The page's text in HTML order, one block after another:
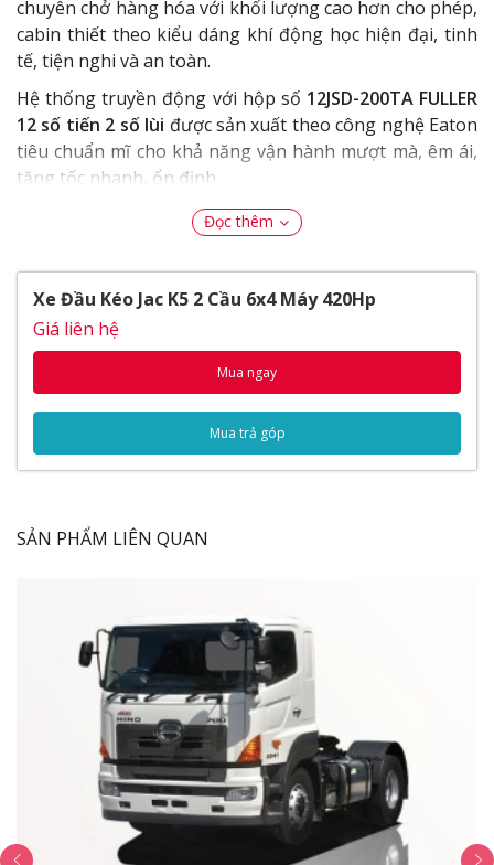
chuyên chở hàng hóa với khối lượng cao hơn cho phép,
cabin thiết theo kiểu dáng khí động học hiện đại, tinh
tế, tiện nghi và an toàn.
Hệ thống truyền động với hộp số 12JSD-200TA FULLER
12 số tiến 2 số lùi được sản xuất theo công nghệ Eaton
tiêu chuẩn mĩ cho khả năng vận hành mượt mà, êm ái,
tăng tốc nhanh, ổn định.
xin giới thiệu đến Quý Khách Hàng
dòng xe đầu kéo Jac K5 2 cầu 6x4 máy 420Hp.
Nội dung bài viết
Ngoại Thất
Gương chiếu hậu
Nội Thất
Bánh xe
Động cơ
Hệ thống truyền động
Video Đánh Giá Xe Đầu Kéo Jac K5
Ngoại Thất
Nhìn tổng quan thìxe đầu kéo Jac K5 420HP
dáng hiện đại, mạnh mẽ. Thiết kế khí động học mềm
mại giúp cản sức gió khi di chuyển, tiết kiệm nhiên liệu,
Đọc thêm
Xe Đầu Kéo Jac K5 2 Cầu 6x4 Máy 420Hp
Giá liên hệ
Mua ngay
Mua trả góp
SẢN PHẨM LIÊN QUAN